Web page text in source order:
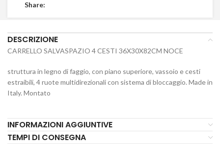
Share:
DESCRIZIONE
CARRELLO SALVASPAZIO 4 CESTI 36X30X82CM NOCE
struttura in legno di faggio, con piano superiore, vassoio e cesti
estraibili, 4 ruote multidirezionali con sistema di bloccaggio. Made in
Italy. Montato
INFORMAZIONI AGGIUNTIVE
TEMPI DI CONSEGNA